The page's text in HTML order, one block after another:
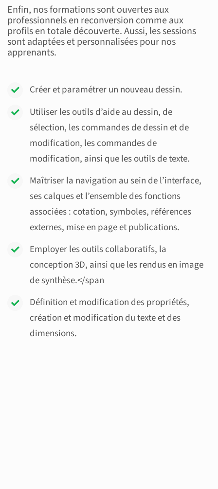
Enfin, nos formations sont ouvertes aux
professionnels en reconversion comme aux
profils en totale découverte. Aussi, les sessions
sont adaptées et personnalisées pour nos
apprenants.
Créer et paramétrer un nouveau dessin.
Utiliser les outils d’aide au dessin, de
sélection, les commandes de dessin et de
modification, les commandes de
modification, ainsi que les outils de texte.
Maîtriser la navigation au sein de l’interface,
ses calques et l’ensemble des fonctions
associées : cotation, symboles, références
externes, mise en page et publications.
Employer les outils collaboratifs, la
conception 3D, ainsi que les rendus en image
de synthèse.</span
Définition et modification des propriétés,
création et modification du texte et des
dimensions.